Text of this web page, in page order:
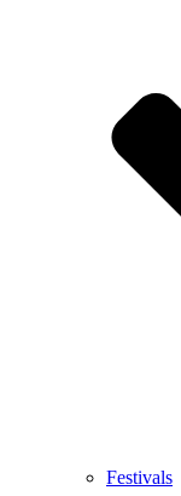
Festivals